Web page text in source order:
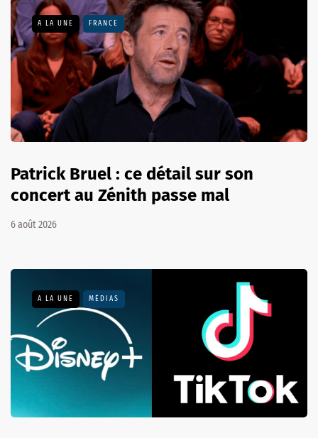
A LA UNE FRANCE
Patrick Bruel : ce détail sur son
concert au Zénith passe mal
6 août 2026
A LA UNE MÉDIAS